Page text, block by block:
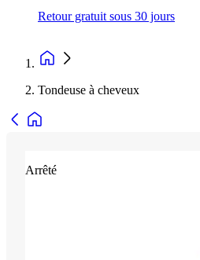
Retour gratuit sous 30 jours
Tondeuse à cheveux
Arrêté